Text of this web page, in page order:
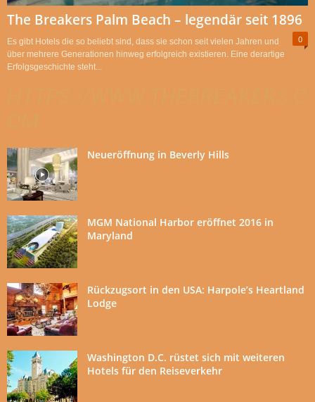
The Breakers Palm Beach – legendär seit 1896
0
Es gibt Hotels die so beliebt sind, dass sie schon seit vielen Jahren und
über mehrere Generationen hinweg erfolgreich existieren. Eine derartige
Erfolgsgeschichte steht...
Neueröffnung in Beverly Hills
MGM National Harbor eröffnet 2016 in
Maryland
Rückzugsort in den USA: Harpole’s Heartland
Lodge
Washington D.C. rüstet sich mit weiteren
Hotels für den Reiseverkehr